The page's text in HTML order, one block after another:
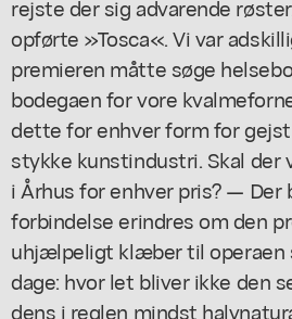
rejste der sig advarende
opførte »Tosca«. Vi var
premieren måtte søge
bodegaen for vore
dette for enhver form for
stykke kunstindustri. Skal der
i Århus for enhver pris? — Der
forbindelse erindres om den
uhjælpeligt klæber til operaen
dage: hvor let bliver ikke den
dens i reglen mindst